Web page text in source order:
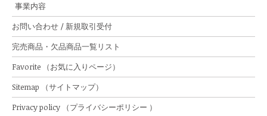
事業内容
お問い合わせ / 新規取引受付
完売商品・欠品商品一覧リスト
Favorite （お気に入りページ）
Sitemap （サイトマップ）
Privacy policy （プライバシーポリシー ）